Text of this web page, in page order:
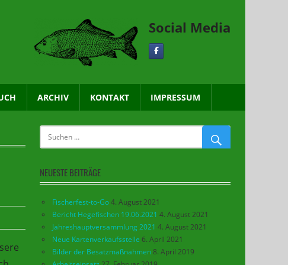
Social Media
ARCHIV KONTAKT IMPRESSUM
NEUESTE BEITRÄGE
Fischerfest-to-Go4. August 2021
Bericht Hegefischen 19.06.2021 4. August 2021
Jahreshauptversammlung 2021 4. August 2021
Neue Kartenverkaufsstelle 6. April 2021
Bilder der Besatzmaßnahmen8. April 2019